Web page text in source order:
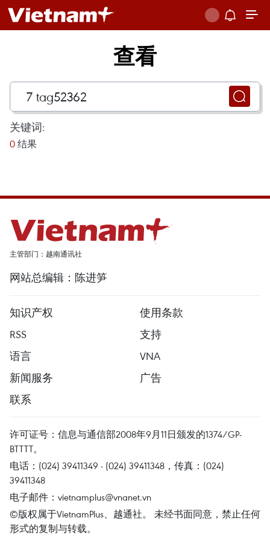
查看
关键词:
0 结果
主管部门：越南通讯社
网站总编辑：陈进笋
知识产权
使用条款
RSS
支持
语言
VNA
新闻服务
广告
联系
许可证号：信息与通信部2008年9月11日颁发的1374/GP-
BTTTT。
电话：(024) 39411349 - (024) 39411348，传真：(024)
39411348
电子邮件： vietnamplus@vnanet.vn
©版权属于VietnamPlus、越通社。 未经书面同意，禁止任何
形式的复制与转载。